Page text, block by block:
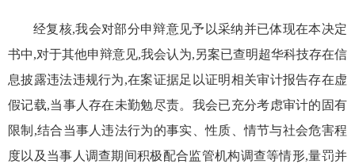
经复核,我会对部分申辩意见予以采纳并已体现在本决定
书中,对于其他申辩意见,我会认为,另案已查明超华科技存在信
息披露违法违规行为,在案证据足以证明相关审计报告存在虚
假记载,当事人存在未勤勉尽责。 我会已充分考虑审计的固有
限制,结合当事人违法行为的事实、性质、情节与社会危害程
度以及当事人调查期间积极配合监管机构调查等情形,量罚并